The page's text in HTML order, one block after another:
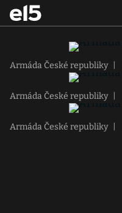
Armáda České republiky
Armáda České republiky
Armáda České republiky